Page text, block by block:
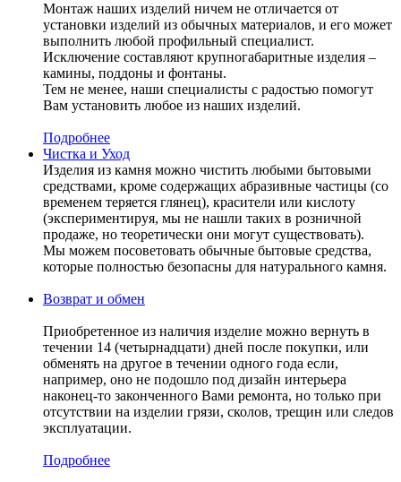
Монтаж наших изделий ничем не отличается от
установки изделий из обычных материалов, и его может
выполнить любой профильный специалист.
Исключение составляют крупногабаритные изделия –
камины, поддоны и фонтаны.
Тем не менее, наши специалисты с радостью помогут
Вам установить любое из наших изделий.
Подробнее
Чистка и Уход
Изделия из камня можно чистить любыми бытовыми
средствами, кроме содержащих абразивные частицы (со
временем теряется глянец), красители или кислоту
(экспериментируя, мы не нашли таких в розничной
продаже, но теоретически они могут существовать).
Мы можем посоветовать обычные бытовые средства,
которые полностью безопасны для натурального камня.
Возврат и обмен
Приобретенное из наличия изделие можно вернуть в
течении 14 (четырнадцати) дней после покупки, или
обменять на другое в течении одного года если,
например, оно не подошло под дизайн интерьера
наконец-то законченного Вами ремонта, но только при
отсутствии на изделии грязи, сколов, трещин или следов
эксплуатации.
Подробнее